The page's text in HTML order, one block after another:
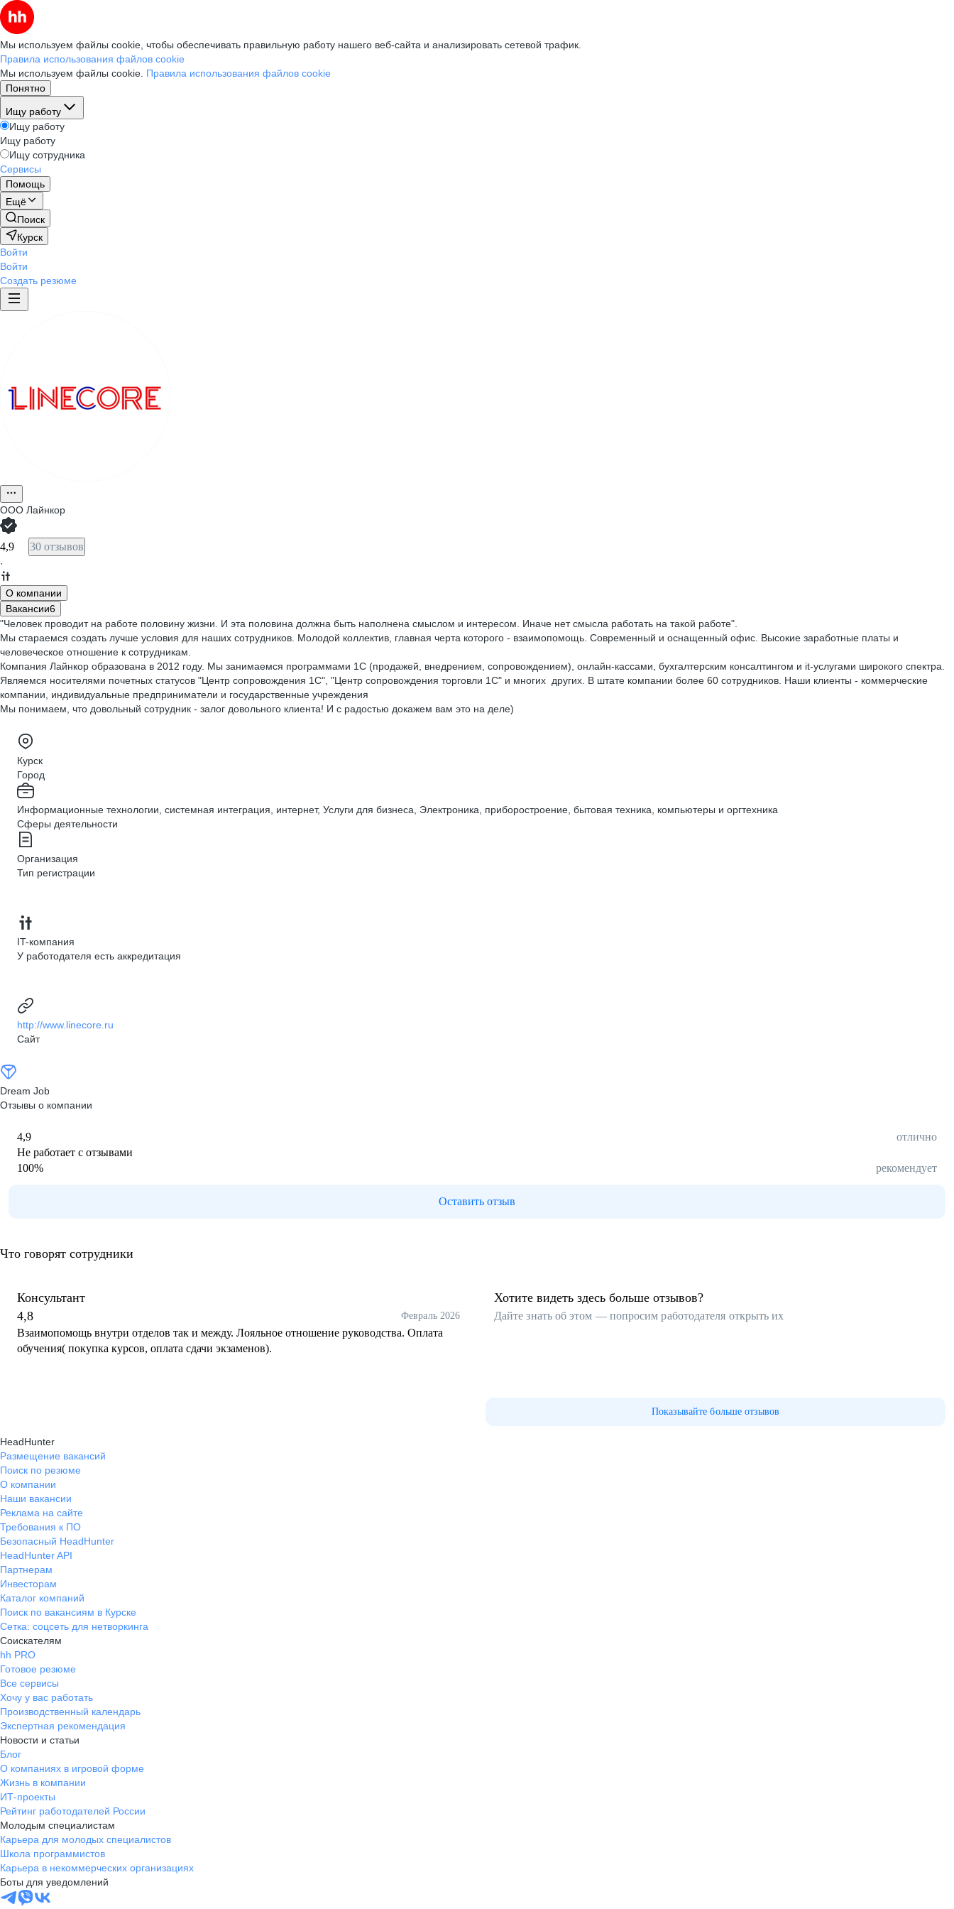
Мы используем файлы cookie, чтобы обеспечивать правильную работу нашего веб-сайта и анализировать сетевой трафик.
Правила использования файлов cookie
Мы используем файлы cookie. Правила использования файлов cookie
Понятно
Ищу работу
Ищу работу
Ищу работу
Ищу сотрудника
Сервисы
Помощь
Ещё
Поиск
Курск
Войти
Войти
Создать резюме
ООО Лайнкор
4,9 30 отзывов
·
О компании
Вакансии6
"Человек проводит на работе половину жизни. И эта половина должна быть наполнена смыслом и интересом. Иначе нет смысла работать на такой работе".
Мы стараемся создать лучше условия для наших сотрудников. Молодой коллектив, главная черта которого - взаимопомощь. Современный и оснащенный офис. Высокие заработные платы и
человеческое отношение к сотрудникам.
Компания Лайнкор образована в 2012 году. Мы занимаемся программами 1С (продажей, внедрением, сопровождением), онлайн-кассами, бухгалтерским консалтингом и it-услугами широкого спектра.
Являемся носителями почетных статусов "Центр сопровождения 1С", "Центр сопровождения торговли 1С" и многих других. В штате компании более 60 сотрудников. Наши клиенты - коммерческие
компании, индивидуальные предприниматели и государственные учреждения
Мы понимаем, что довольный сотрудник - залог довольного клиента! И с радостью докажем вам это на деле)
Курск
Город
Информационные технологии, системная интеграция, интернет, Услуги для бизнеса, Электроника, приборостроение, бытовая техника, компьютеры и оргтехника
Сферы деятельности
Организация
Тип регистрации
IT-компания
У работодателя есть аккредитация
http://www.linecore.ru
Сайт
Dream Job
Отзывы о компании
4,9
отлично
Не работает с отзывами
100% рекомендует
Оставить отзыв
Что говорят сотрудники
Консультант
4,8
Февраль 2026
Взаимопомощь внутри отделов так и между. Лояльное отношение руководства. Оплата
обучения( покупка курсов, оплата сдачи экзаменов).
Хотите видеть здесь больше отзывов?
Дайте знать об этом — попросим работодателя открыть их
Показывайте больше отзывов
HeadHunter
Размещение вакансий
Поиск по резюме
О компании
Наши вакансии
Реклама на сайте
Требования к ПО
Безопасный HeadHunter
HeadHunter API
Партнерам
Инвесторам
Каталог компаний
Поиск по вакансиям в Курске
Сетка: соцсеть для нетворкинга
Соискателям
hh PRO
Готовое резюме
Все сервисы
Хочу у вас работать
Производственный календарь
Экспертная рекомендация
Новости и статьи
Блог
О компаниях в игровой форме
Жизнь в компании
ИТ-проекты
Рейтинг работодателей России
Молодым специалистам
Карьера для молодых специалистов
Школа программистов
Карьера в некоммерческих организациях
Боты для уведомлений